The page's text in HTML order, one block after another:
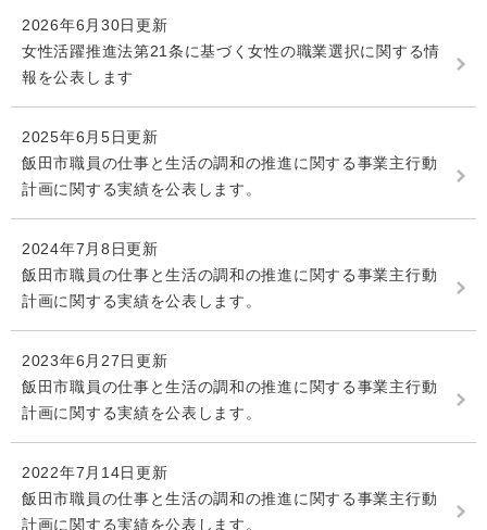
2026年6月30日更新
女性活躍推進法第21条に基づく女性の職業選択に関する情
報を公表します
2025年6月5日更新
飯田市職員の仕事と生活の調和の推進に関する事業主行動
計画に関する実績を公表します。
2024年7月8日更新
飯田市職員の仕事と生活の調和の推進に関する事業主行動
計画に関する実績を公表します。
2023年6月27日更新
飯田市職員の仕事と生活の調和の推進に関する事業主行動
計画に関する実績を公表します。
2022年7月14日更新
飯田市職員の仕事と生活の調和の推進に関する事業主行動
計画に関する実績を公表します。